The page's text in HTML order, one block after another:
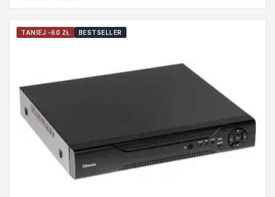
TANIEJ -60 ZŁ BESTSELLER